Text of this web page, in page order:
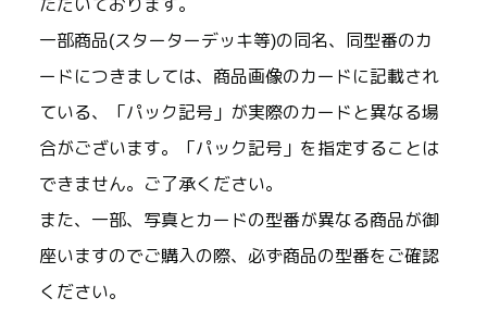
ただいております。
一部商品(スターターデッキ等)の同名、同型番のカ
ードにつきましては、商品画像のカードに記載され
ている、「パック記号」が実際のカードと異なる場
合がございます。「パック記号」を指定することは
できません。ご了承ください。
また、一部、写真とカードの型番が異なる商品が御
座いますのでご購入の際、必ず商品の型番をご確認
ください。